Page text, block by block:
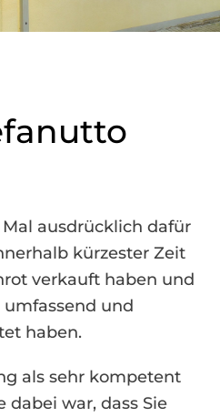
ausdrücklich dafür
kürzester Zeit
verkauft haben und
und
haben.
als sehr kompetent
dabei war, dass Sie